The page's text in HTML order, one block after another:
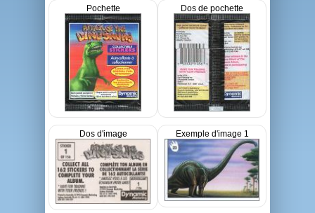
Pochette Dos de pochette
Dos d'image Exemple d'image 1